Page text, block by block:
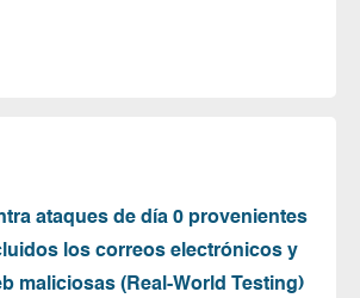
ataques de día 0 provenientes
los correos electrónicos y
maliciosas (Real-World Testing)